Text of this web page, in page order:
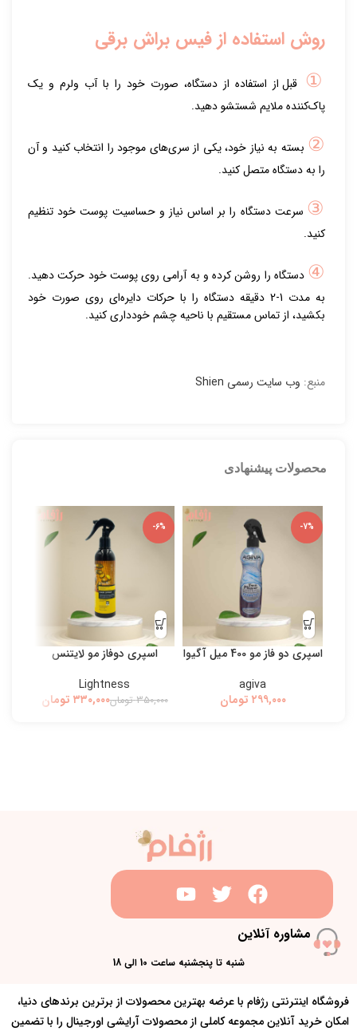
روش استفاده از فیس براش برقی
① قبل از استفاده از دستگاه، صورت خود را با آب ولرم و یک
پاک‌کننده ملایم شستشو دهید.
② بسته به نیاز خود، یکی از سری‌های موجود را انتخاب کنید و آن
را به دستگاه متصل کنید.
③ سرعت دستگاه را بر اساس نیاز و حساسیت پوست خود تنظیم
کنید.
④ دستگاه را روشن کرده و به آرامی روی پوست خود حرکت دهید.
به مدت 1-2 دقیقه دستگاه را با حرکات دایره‌ای روی صورت خود
بکشید، از تماس مستقیم با ناحیه چشم خودداری کنید.
منبع: وب سایت رسمی Shien
محصولات پیشنهادی
-7%
اسپری دو فاز مو 400 میل آگیوا
agiva
تومان
-6%
اسپری دوفاز مو لایتنس
Lightness
۳۵۰,۰۰۰ تومان۳۳۰,۰۰۰ تومان
مشاوره آنلاین
شنبه تا پنجشنبه ساعت 10 الی 18
فروشگاه اینترنتی رژفام با عرضه بهترین محصولات از برترین برندهای دنیا،
امکان خرید آنلاین مجموعه کاملی از محصولات آرایشی اورجینال را با تضمین